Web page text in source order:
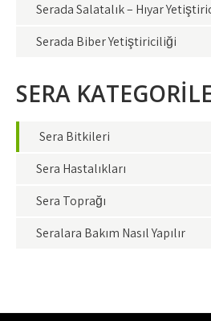
Serada Salatalık – Hıyar
Serada Biber Yetiştiriciliği
SERA
Sera Bitkileri
Sera Hastalıkları
Sera Toprağı
Seralara Bakım Nasıl Yapılır